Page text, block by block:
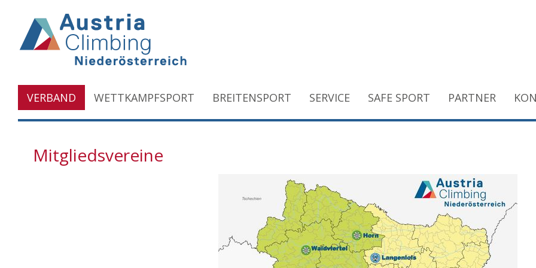
VERBAND WETTKAMPFSPORT BREITENSPORT SERVICE SAFE SPORT PARTNER
Mitgliedsvereine